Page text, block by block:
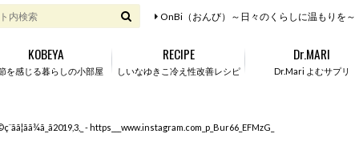
OnBi（おんび）～日々のくらしに温もりを～
を感じる暮らしの小部屋
KOBEYA
しいなゆきこ冷え性改善レシピ
RECIPE
Dr.Mari よむサプリ
Dr.MARI
- https___www.instagram.com_p_Bur66_EFMzG_